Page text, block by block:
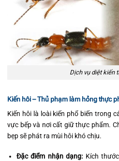
Dịch vụ diệt kiến
Kiến hôi – Thủ phạm làm hỏng thực
Kiến hôi là loài kiến phổ biến trong
vực bếp và nơi cất giữ thực phẩm.
bẹp sẽ phát ra mùi hôi khó chịu.
Đặc điểm nhận dạng: Kích